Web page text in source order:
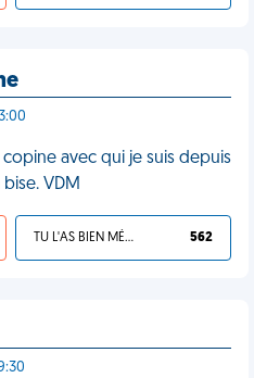
avec qui je suis depuis
VDM
TU L'AS BIEN MÉRITÉ 562